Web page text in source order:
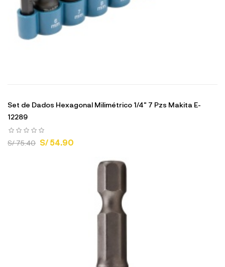
Set de Dados Hexagonal Milimétrico 1/4" 7 Pzs Makita E-
12289
S/ 75.40 S/ 54.90